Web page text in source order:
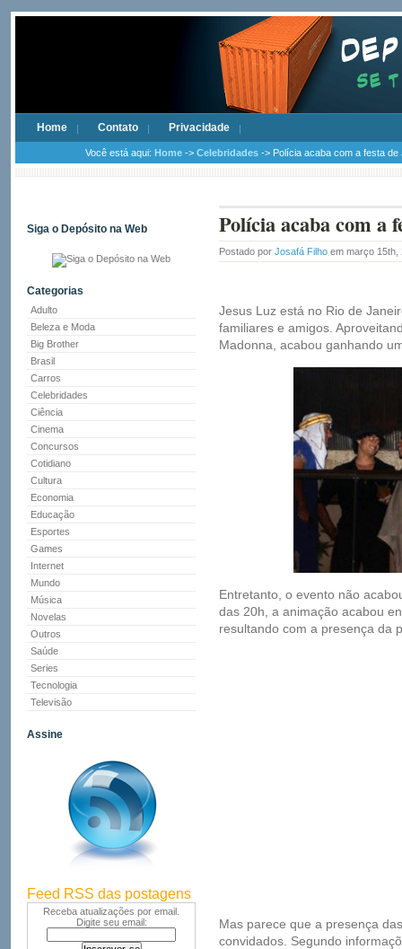
Home Contato Privacidade
Você está aqui: Home -> Celebridades -> Polícia acaba com a festa de
Siga o Depósito na Web
Categorias
Adulto
Beleza e Moda
Big Brother
Brasil
Carros
Celebridades
Ciência
Cinema
Concursos
Cotidiano
Cultura
Economia
Educação
Esportes
Games
Internet
Mundo
Música
Novelas
Outros
Saúde
Series
Tecnologia
Televisão
Assine
Feed RSS das postagens
Receba atualizações por email.
Digite seu email:
Polícia acaba com a
Postado por Josafá Filho em março
Jesus Luz está no Rio de
familiares e amigos.
Madonna, acabou ganhando
Entretanto, o evento não
das 20h, a animação acabou
resultando com a presença da
Mas parece que a presença
convidados. Segundo